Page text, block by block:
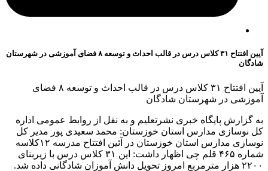
آیین افتتاح ۳۱ کلاس درس در قالب احداث و توسعه ۸ فضای آموزشی در شهرستان
شادگان
آیین افتتاح ۳۱ کلاس درس در قالب احداث و توسعه ۸ فضای
آموزشی در شهرستان شادگان
به گزارش پایگاه خبری نشرتعلیم و به نقل از روابط عمومی اداره
کل نوسازی مدارس استان خوزستان: محمد سعیدی پور مدیر کل
نوسازی مدارس استان خوزستان در آئین افتتاح مدرسه ۱۲کلاسه
شماره ۴۶۵ قلم چی اظهار داشت: این ۳۱ کلاس درس با زیربنای
۲۲۰۰ هزار مترمربع امروز تحویل دانش آموزان شادگانی داده شد.